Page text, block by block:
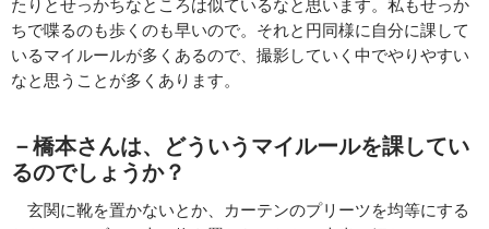
たりとせっかちなところは似ているなと思います。私もせっか
ちで喋るのも歩くのも早いので。それと円同様に自分に課して
いるマイルールが多くあるので、撮影していく中でやりやすい
なと思うことが多くあります。
－橋本さんは、どういうマイルールを課してい
るのでしょうか？
玄関に靴を置かないとか、カーテンのプリーツを均等にする